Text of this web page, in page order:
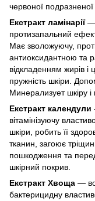
червоної подразненої
Екстракт ламінарії—
протизапальний
Має зволожуючу,
антиоксидантною та
відкладенням жирів
пружність шкіри.
Минерализует шкіру
Екстракт календули
вітамінізуючу
шкіри, робить її
тканин, загоює
пошкодження та
шкірний покрив.
Екстракт Хвоща —
бактерицидну